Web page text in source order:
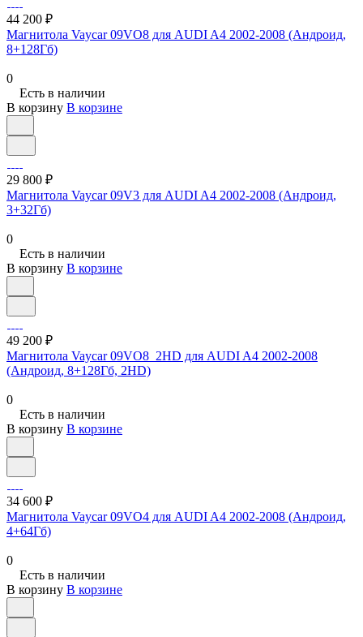
44 200 ₽
Магнитола Vaycar 09VO8 для AUDI A4 2002-2008 (Андроид,
8+128Гб)
0
Есть в наличии
В корзину В корзине
29 800 ₽
Магнитола Vaycar 09V3 для AUDI A4 2002-2008 (Андроид,
3+32Гб)
0
Есть в наличии
В корзину В корзине
49 200 ₽
Магнитола Vaycar 09VO8_2HD для AUDI A4 2002-2008
(Андроид, 8+128Гб, 2HD)
0
Есть в наличии
В корзину В корзине
34 600 ₽
Магнитола Vaycar 09VO4 для AUDI A4 2002-2008 (Андроид,
4+64Гб)
0
Есть в наличии
В корзину В корзине